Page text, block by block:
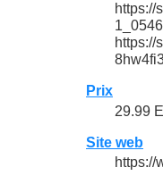
https://
https://
Prix
29.99
Site web
https://